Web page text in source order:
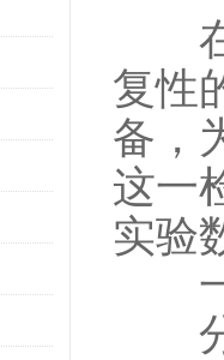
在
复性
备，
这一
实验
一
分